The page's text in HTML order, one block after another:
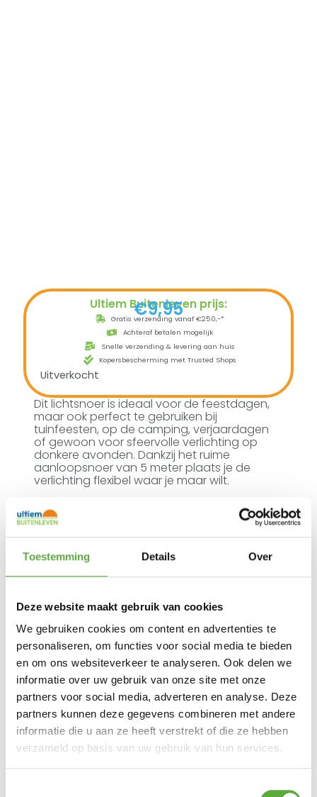
Toestemming Details Over
Deze website maakt gebruik van cookies
We gebruiken cookies om content en advertenties te
personaliseren, om functies voor social media te bieden
en om ons websiteverkeer te analyseren. Ook delen we
informatie over uw gebruik van onze site met onze
partners voor social media, adverteren en analyse. Deze
partners kunnen deze gegevens combineren met andere
informatie die u aan ze heeft verstrekt of die ze hebben
verzameld op basis van uw gebruik van hun services.
Ultiem Buitenleven prijs:
€9,95
Gratis verzending vanaf €250,-*
Achteraf betalen mogelijk
Snelle verzending & levering aan huis
Kopersbescherming met Trusted Shops
Uitverkocht
Dit lichtsnoer is ideaal voor de feestdagen,
maar ook perfect te gebruiken bij
tuinfeesten, op de camping, verjaardagen
of gewoon voor sfeervolle verlichting op
donkere avonden. Dankzij het ruime
aanloopsnoer van 5 meter plaats je de
verlichting flexibel waar je maar wilt.
De warm witte lichtbolletjes met LED licht
geven sfeer aan uw tuin of feestlocatie.
– Soort verlichting: LED
– Kleur snoer: transparant
– Lengte snoer met lampjes: 10 meter
– Aantal lampjes: 50
– Lengte aanloopsnoer: 5 meter
– Formaat per lampje: diameter 2,5 cm
– IP44 spatwaterdicht
Ultiem Buitenleven prijs:
€9,95
Achteraf betalen mogelijk